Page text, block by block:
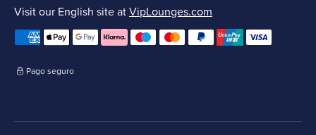
Visit our English site at VipLounges.com
Pago seguro